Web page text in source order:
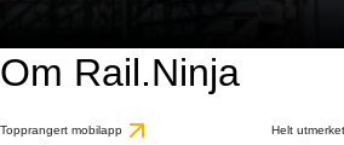
Om Rail.Ninja
Topprangert mobilapp Helt utmerket